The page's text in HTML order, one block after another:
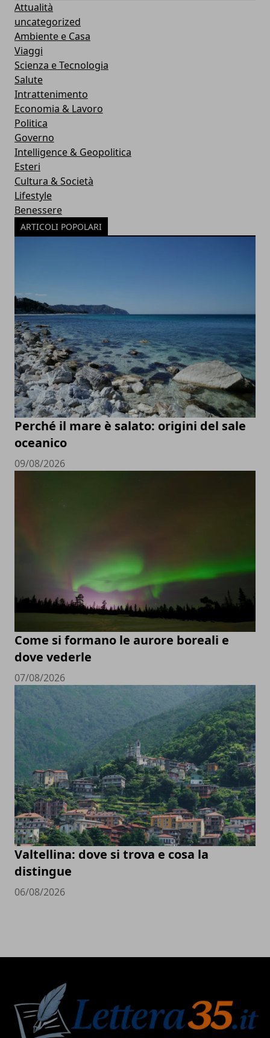
Attualità
uncategorized
Ambiente e Casa
Viaggi
Scienza e Tecnologia
Salute
Intrattenimento
Economia & Lavoro
Politica
Governo
Intelligence & Geopolitica
Esteri
Cultura & Società
Lifestyle
Benessere
ARTICOLI POPOLARI
Perché il mare è salato: origini del sale
oceanico
09/08/2026
Come si formano le aurore boreali e
dove vederle
07/08/2026
Valtellina: dove si trova e cosa la
distingue
06/08/2026